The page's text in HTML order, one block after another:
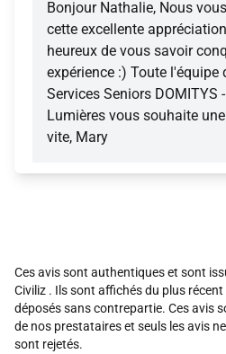
Bonjour Nathalie, Nous
cette excellente
heureux de vous savoir
expérience :) Toute l'équipe
Services Seniors DOMITYS
Lumières vous souhaite
vite, Mary
Ces avis sont authentiques et sont
Civiliz . Ils sont affichés du plus
déposés sans contrepartie. Ces avis
de nos prestataires et seuls les avis
sont rejetés.